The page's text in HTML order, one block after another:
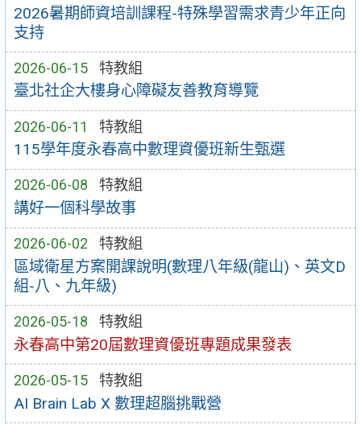
2026暑期師資培訓課程-特殊學習需求青少年正向
支持
2026-06-15 特教組
臺北社企大樓身心障礙友善教育導覽
2026-06-11 特教組
115學年度永春高中數理資優班新生甄選
2026-06-08 特教組
講好一個科學故事
2026-06-02 特教組
區域衛星方案開課說明(數理八年級(龍山)、英文D
組-八、九年級)
2026-05-18 特教組
永春高中第20屆數理資優班專題成果發表
2026-05-15 特教組
AI Brain Lab X 數理超腦挑戰營